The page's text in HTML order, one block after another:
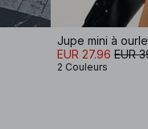
Jupe mini à
EUR 27.96 EUR
2 Couleurs